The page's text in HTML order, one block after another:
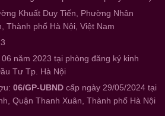
Khuất Duy Tiến, Phường Nhân
Thành phố Hà Nội, Việt Nam
năm 2023 tại phòng đăng ký kinh
Tư Tp. Hà Nội
06/GP-UBND cấp ngày 29/05/2024 tại
Quận Thanh Xuân, Thành phố Hà Nội